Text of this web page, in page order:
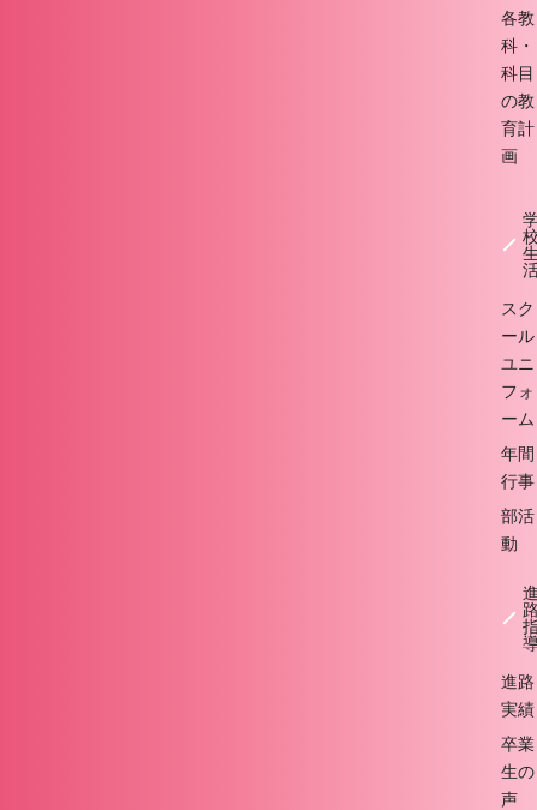
各教
科・
科目
の教
育計
画
スク
ール
ユニ
フォ
ーム
年間
行事
部活
動
進路
実績
卒業
生の
声